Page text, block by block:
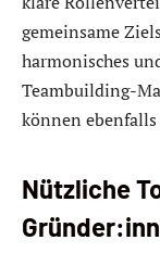
gemeinsame
harmonisches
Teambuilding-
können
Nützliche